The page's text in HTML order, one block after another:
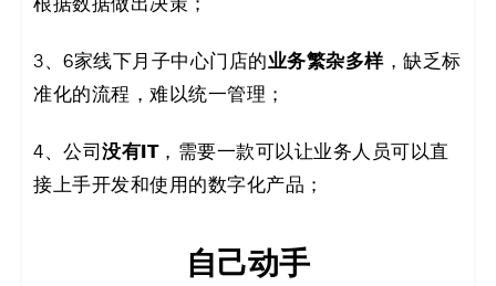
根据数据做出决策；
3、6家线下月子中心门店的业务繁杂多样，缺乏标
准化的流程，难以统一管理；
4、公司 没有IT，需要一款可以让业务人员可以直
接上手开发和使用的数字化产品；
自己动手